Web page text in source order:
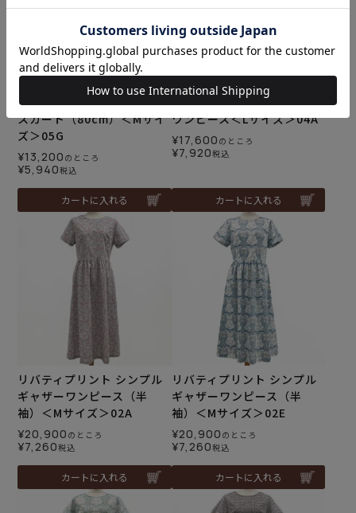
リバティプリント イージー
スカート（80cm）＜Mサイ
ズ＞05G
¥13,200 のところ
¥5,940税込
カートに入れる
リバティプリント フレンチ
ワンピース＜Lサイズ＞04A
¥17,600 のところ
¥7,920税込
カートに入れる
リバティプリント シンプル
ギャザーワンピース（半
袖）＜Mサイズ＞02A
¥20,900 のところ
¥7,260税込
カートに入れる
リバティプリント シンプル
ギャザーワンピース（半
袖）＜Mサイズ＞02E
¥20,900 のところ
¥7,260税込
カートに入れる